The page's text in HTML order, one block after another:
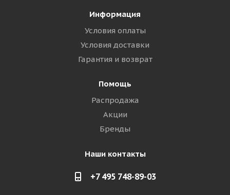
Информация
Условия оплаты
Условия доставки
Гарантия и возврат
Помощь
Распродажа
Акции
Бренды
Наши контакты
+7 495 748-89-03